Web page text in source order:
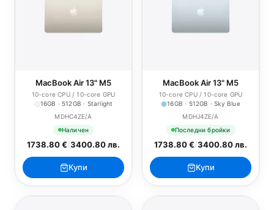
MacBook Air 13" M5
10-core CPU / 10-core GPU
16GB · 512GB · Starlight
MDHC4ZE/A
Наличен
1738.80 €/3400.80 лв.
Купи
MacBook Air 13" M5
10-core CPU / 10-core GPU
16GB · 512GB · Sky Blue
MDHJ4ZE/A
Последни бройки
1738.80 €/3400.80 лв.
Купи